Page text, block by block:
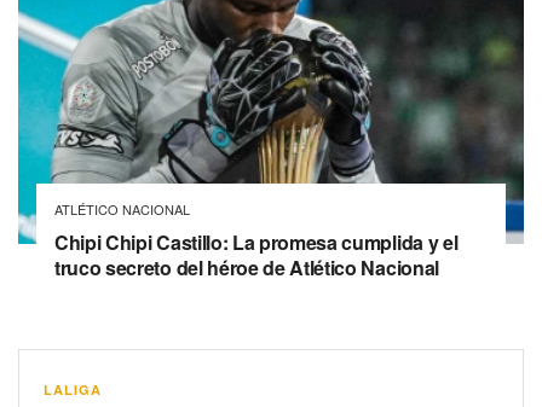
ATLÉTICO NACIONAL
Chipi Chipi Castillo: La promesa cumplida y el
truco secreto del héroe de Atlético Nacional
LALIGA